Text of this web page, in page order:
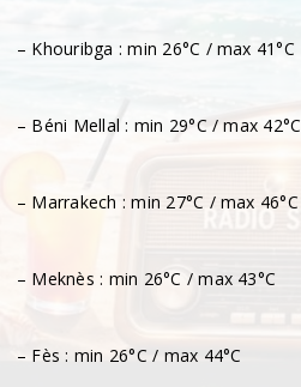
– Khouribga : min 26°C / max 41°C
– Béni Mellal : min 29°C / max 42°C
– Marrakech : min 27°C / max 46°C
– Meknès : min 26°C / max 43°C
– Fès : min 26°C / max 44°C